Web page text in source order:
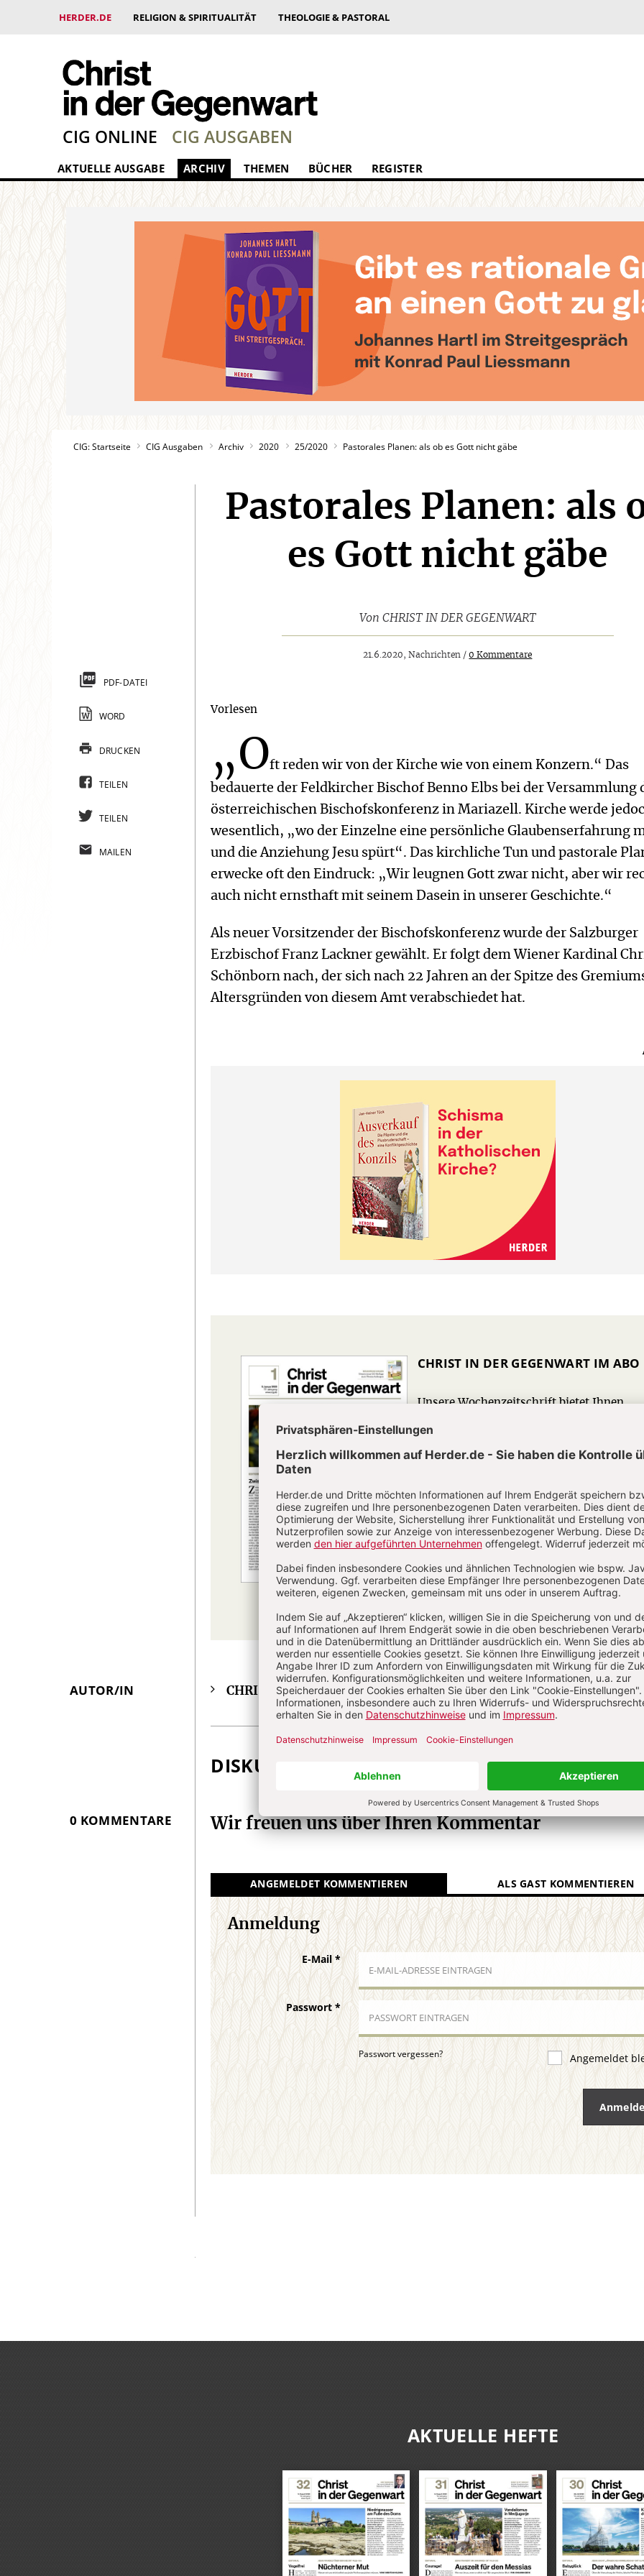
HERDER.DE RELIGION & SPIRITUALITÄT THEOLOGIE & PASTORAL
CIG ONLINE CIG AUSGABEN
AKTUELLE AUSGABE ARCHIV THEMEN BÜCHER REGISTER
CIG: Startseite CIG Ausgaben Archiv 2020 25/2020 Pastorales Planen: als ob es Gott nicht gäbe
Pastorales Planen: als
es Gott nicht gäbe
Von CHRIST IN DER GEGENWART
21.6.2020, Nachrichten /0 Kommentare
Vorlesen
„Oft reden wir von der Kirche wie von einem Konzern.“ Das
bedauerte der Feldkircher Bischof Benno Elbs bei der Versammlung
österreichischen Bischofskonferenz in Mariazell. Kirche werde
wesentlich, „wo der Einzelne eine persönliche Glaubenserfahrung
und die Anziehung Jesu spürt“. Das kirchliche Tun und pastorale
erwecke oft den Eindruck: „Wir leugnen Gott zwar nicht, aber wir
auch nicht ernsthaft mit seinem Dasein in unserer Geschichte.“
Als neuer Vorsitzender der Bischofskonferenz wurde der Salzburger
Erzbischof Franz Lackner gewählt. Er folgt dem Wiener Kardinal
Schönborn nach, der sich nach 22 Jahren an der Spitze des
Altersgründen von diesem Amt verabschiedet hat.
CHRIST IN DER GEGENWART IM ABO
Unsere Wochenzeitschrift bietet Ihnen
Ereignisse aus christlicher Perspektive,
Analysen geistiger, politischer und
Zum Kennenlernen: 4 Wochen gratis
PDF-DATEI
WORD
DRUCKEN
TEILEN
TEILEN
MAILEN
Überschrift
AUTOR/IN CHRIST IN DER GEGENWART Die Redaktion.
DISKUSSION
0 KOMMENTARE Wir freuen uns über Ihren Kommentar
ANGEMELDET KOMMENTIEREN ALS GAST KOMMENTIEREN
Anmeldung
E-Mail *
Passwort*
Passwort vergessen? Angemeldet
AKTUELLE HEFTE